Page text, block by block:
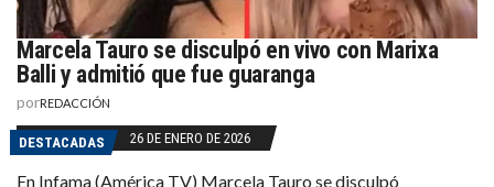
Marcela Tauro se disculpó en vivo con Marixa
Balli y admitió que fue guaranga
porREDACCIÓN
DESTACADAS 26 DE ENERO DE 2026
En Infama (América TV) Marcela Tauro se disculpó